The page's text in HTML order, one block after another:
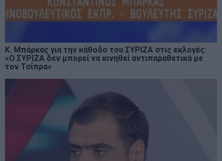
Κ. Μπάρκας για την κάθοδο του ΣΥΡΙΖΑ στις εκλογές:
«Ο ΣΥΡΙΖΑ δεν μπορεί να κινηθεί αντιπαραθετικά με
τον Τσίπρα»